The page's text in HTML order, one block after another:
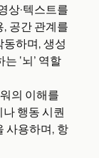
상·텍스트를
공간 관계를
하며, 생성
‘뇌’ 역할
의 이해를
행동 시퀀
사용하며, 항